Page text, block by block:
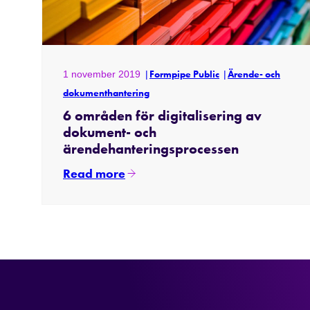
1 november 2019 Formpipe Public
Ärende- och
dokumenthantering
6 områden för digitalisering av
dokument- och
ärendehanteringsprocessen
Read more